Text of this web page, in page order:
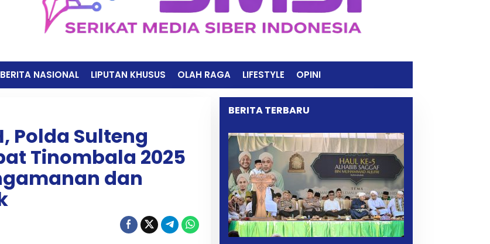
BERITA NASIONAL LIPUTAN KHUSUS OLAH RAGA LIFESTYLE OPINI
Polda Sulteng
Tinombala 2025
dan
BERITA TERBARU